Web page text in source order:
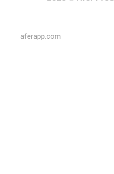
aferapp.com